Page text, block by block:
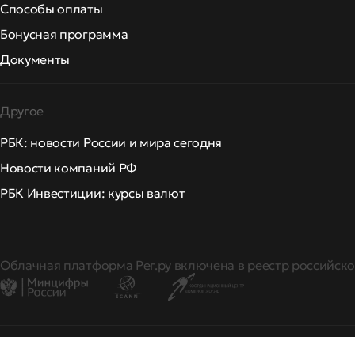
Способы оплаты
Бонусная программа
Документы
Другое
РБК: новости России и мира сегодня
Новости компаний РФ
РБК Инвестиции: курсы валют
Облачная платформа Рег.ру включена в реестр